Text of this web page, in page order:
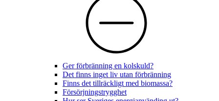
Ger förbränning en kolskuld?
Det finns inget liv utan förbränning
Finns det tillräckligt med biomassa?
Försörjningstrygghet